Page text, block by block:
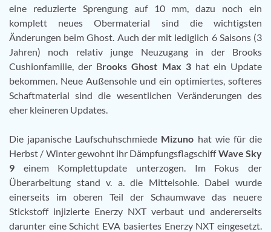
eine reduzierte Sprengung auf 10 mm, dazu noch ein
komplett neues Obermaterial sind die wichtigsten
Änderungen beim Ghost. Auch der mit lediglich 6 Saisons (3
Jahren) noch relativ junge Neuzugang in der Brooks
Cushionfamilie, der Brooks Ghost Max 3hat ein Update
bekommen. Neue Außensohle und ein optimiertes, softeres
Schaftmaterial sind die wesentlichen Veränderungen des
eher kleineren Updates.
Die japanische Laufschuhschmiede Mizuno hat wie für die
Herbst / Winter gewohnt ihr DämpfungsflagschiffWave Sky
9 einem Komplettupdate unterzogen. Im Fokus der
Überarbeitung stand v. a. die Mittelsohle. Dabei wurde
einerseits im oberen Teil der Schaumwave das neuere
Stickstoff injizierte Enerzy NXT verbaut und andererseits
darunter eine Schicht EVA basiertes Enerzy NXT eingesetzt.